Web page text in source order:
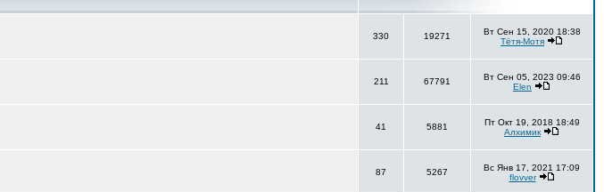
330 19271
Вт Сен 15, 2020 18:38
Тётя-Мотя
211 67791
Вт Сен 05, 2023 09:46
Elen
41 5881
Пт Окт 19, 2018 18:49
Алхимик
87 5267
Вс Янв 17, 2021 17:09
flovver